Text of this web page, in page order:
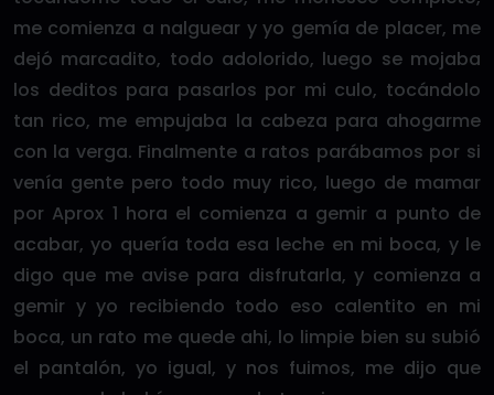
me comienza a nalguear y yo gemía de placer, me
dejó marcadito, todo adolorido, luego se mojaba
los deditos para pasarlos por mi culo, tocándolo
tan rico, me empujaba la cabeza para ahogarme
con la verga. Finalmente a ratos parábamos por si
venía gente pero todo muy rico, luego de mamar
por Aprox 1 hora el comienza a gemir a punto de
acabar, yo quería toda esa leche en mi boca, y le
digo que me avise para disfrutarla, y comienza a
gemir y yo recibiendo todo eso calentito en mi
boca, un rato me quede ahi, lo limpie bien su subió
el pantalón, yo igual, y nos fuimos, me dijo que